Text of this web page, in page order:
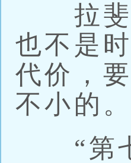
拉斐
也不是
代价，
不小的。
“第七